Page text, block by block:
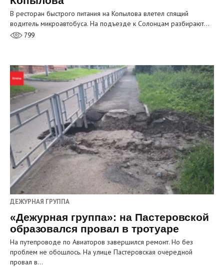
В ресторан быстрого питания на Копылова влетел спящий
водитель микроавтобуса. На подъезде к Солонцам разбирают…
799
ДЕЖУРНАЯ ГРУППА
«Дежурная группа»: на Пастеровской
образовался провал в тротуаре
На путепроводе по Авиаторов завершился ремонт. Но без
проблем не обошлось. На улице Пастеровская очередной
провал в…